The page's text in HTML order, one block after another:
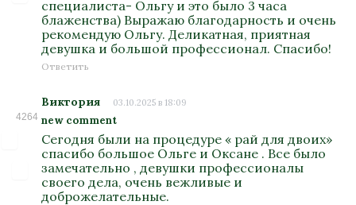
специалиста- Ольгу и это было 3 часа
блаженства) Выражаю благодарность и очень
рекомендую Ольгу. Деликатная, приятная
девушка и большой профессионал. Спасибо!
Ответить
4264
Виктория 03.10.2025 в 18:09
new comment
Сегодня были на процедуре « рай для двоих»
спасибо большое Ольге и Оксане . Все было
замечательно , девушки профессионалы
своего дела, очень вежливые и
доброжелательные.